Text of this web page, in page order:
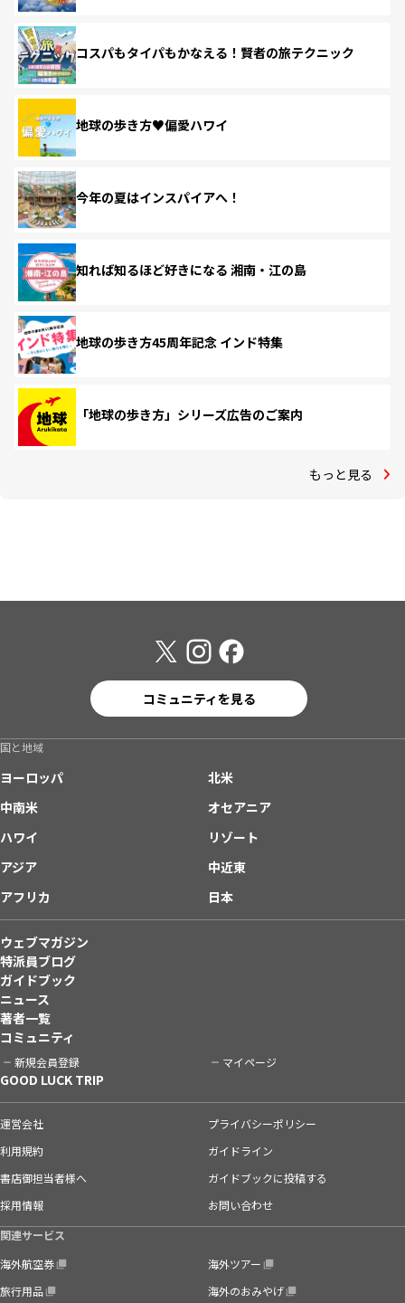
コスパもタイパもかなえる！賢者の旅テクニック
地球の歩き方♥偏愛ハワイ
今年の夏はインスパイアへ！
知れば知るほど好きになる 湘南・江の島
地球の歩き方45周年記念 インド特集
「地球の歩き方」シリーズ広告のご案内
もっと見る
コミュニティを見る
国と地域
ヨーロッパ
北米
中南米
オセアニア
ハワイ
リゾート
アジア
中近東
アフリカ
日本
ウェブマガジン
特派員ブログ
ガイドブック
ニュース
著者一覧
コミュニティ
新規会員登録 マイページ
GOOD LUCK TRIP
運営会社
プライバシーポリシー
利用規約
ガイドライン
書店御担当者様へ
ガイドブックに投稿する
採用情報
お問い合わせ
関連サービス
海外航空券
海外ツアー
旅行用品
海外のおみやげ